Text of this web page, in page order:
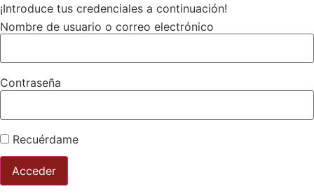
¡Introduce tus credenciales a continuación!
Nombre de usuario o correo electrónico
Contraseña
Recuérdame